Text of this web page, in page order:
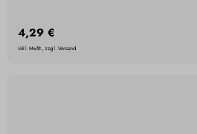
4,29 €
inkl. MwSt., zzgl. Versand